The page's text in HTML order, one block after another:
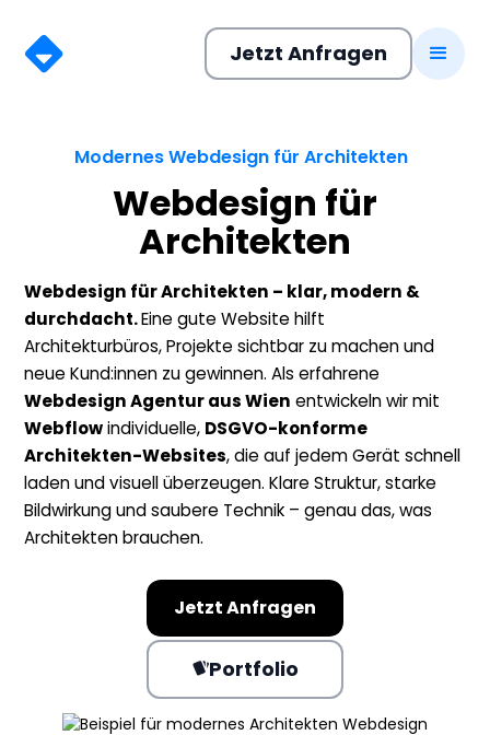
Jetzt Anfragen
Modernes Webdesign für Architekten
Webdesign für
Architekten
Webdesign für Architekten – klar, modern &
durchdacht.Eine gute Website hilft
Architekturbüros, Projekte sichtbar zu machen und
neue Kund:innen zu gewinnen. Als erfahrene
Webdesign Agentur aus Wien entwickeln wir mit
Webflowindividuelle, DSGVO-konforme
Architekten-Websites, die auf jedem Gerät schnell
laden und visuell überzeugen. Klare Struktur, starke
Bildwirkung und saubere Technik – genau das, was
Architekten brauchen.
Jetzt Anfragen
Portfolio